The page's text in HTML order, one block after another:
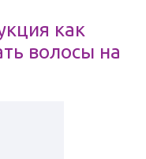
как
волосы на